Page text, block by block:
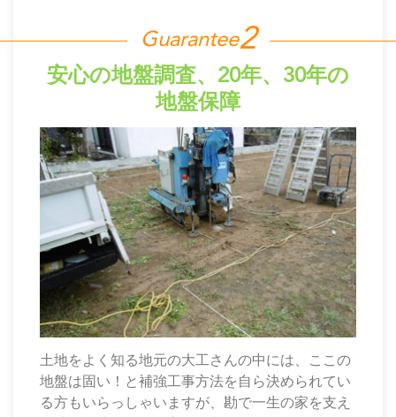
Guarantee
安心の地盤調査、20年、30年の
地盤保障
土地をよく知る地元の大工さんの中には、ここの
地盤は固い！と補強工事方法を自ら決められてい
る方もいらっしゃいますが、勘で一生の家を支え